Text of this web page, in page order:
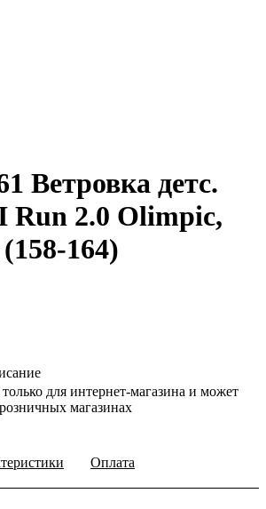
Ветровка детс.
Run 2.0 Olimpic,
164)
для интернет-магазина и может
магазинах
Оплата